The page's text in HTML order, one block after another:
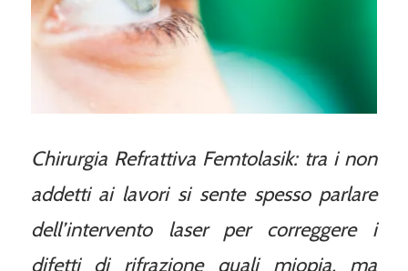
Chirurgia Refrattiva Femtolasik: tra i non
addetti ai lavori si sente spesso parlare
dell’intervento laser per correggere i
difetti di rifrazione quali miopia, ma